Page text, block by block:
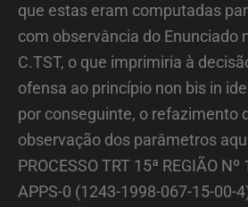
que estas eram computadas
com observância do Enunciado
C.TST, o que imprimiria à
ofensa ao princípio non bis in
por conseguinte, o refazimento
observação dos parâmetros
PROCESSO TRT 15ª REGIÃO
APPS-0 (1243-1998-067-15-00-